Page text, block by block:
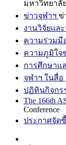
มหาวิทยาลัย
ข่าวจุฬาฯ ข่
งานวิจัยแล
ความร่วมมื
ความภูมิใจ
การศึกษาแ
จุฬาฯ ในสื่อ
ปฏิทินกิจกร
The 166th
Conference
ประกาศจัด